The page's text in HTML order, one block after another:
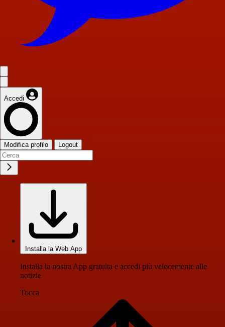
Accedi
Modifica profilo Logout
Installa la Web App
Installa la nostra App gratuita e accedi più velocemente alle
notizie
Tocca